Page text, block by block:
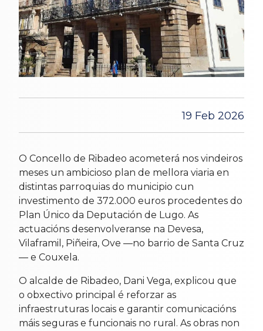
19 Feb 2026
O Concello de Ribadeo acometerá nos vindeiros
meses un ambicioso plan de mellora viaria en
distintas parroquias do municipio cun
investimento de 372.000 euros procedentes do
Plan Único da Deputación de Lugo. As
actuacións desenvolveranse na Devesa,
Vilaframil, Piñeira, Ove —no barrio de Santa Cruz
— e Couxela.
O alcalde de Ribadeo, Dani Vega, explicou que
o obxectivo principal é reforzar as
infraestruturas locais e garantir comunicacións
máis seguras e funcionais no rural. As obras non